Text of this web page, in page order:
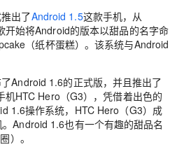
出了Android 1.5这款手机，从
始将Android的版本以甜品的名字命
（纸杯蛋糕）。该系统与Android
Android 1.6的正式版，并且推出了
HTC Hero（G3），凭借着出色的
1.6操作系统，HTC Hero（G3）成
Android 1.6也有一个有趣的甜品名
）。